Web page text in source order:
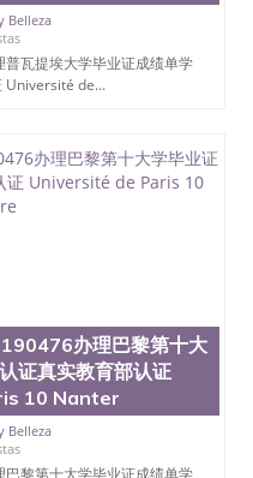
Belleza
瓦提埃大学毕业证成绩单学
Université de...
办理巴黎第十大
证真实教育部认证
10 Nanter
Belleza
黎第十大学毕业证成绩单学